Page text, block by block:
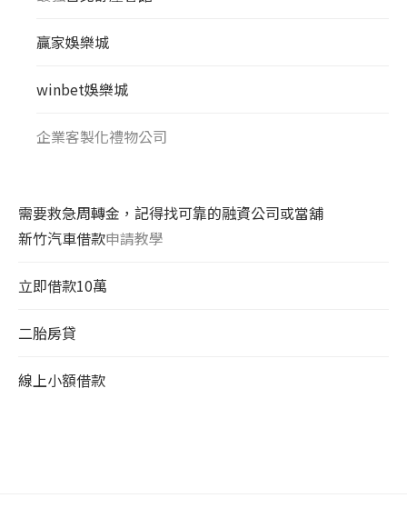
贏家娛樂城
winbet娛樂城
企業客製化禮物公司
需要救急周轉金，記得找可靠的融資公司或當舖
新竹汽車借款申請教學
立即借款10萬
二胎房貸
線上小額借款